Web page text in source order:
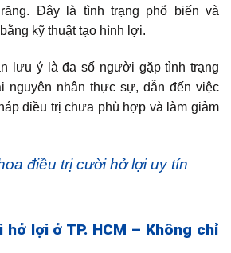
Đây là tình trạng phổ biến và
kỹ thuật tạo hình lợi.
lưu ý là đa số người gặp tình trạng
nguyên nhân thực sự, dẫn đến việc
điều trị chưa phù hợp và làm giảm
điều trị cười hở lợi uy tín
lợi ở TP. HCM – Không chỉ